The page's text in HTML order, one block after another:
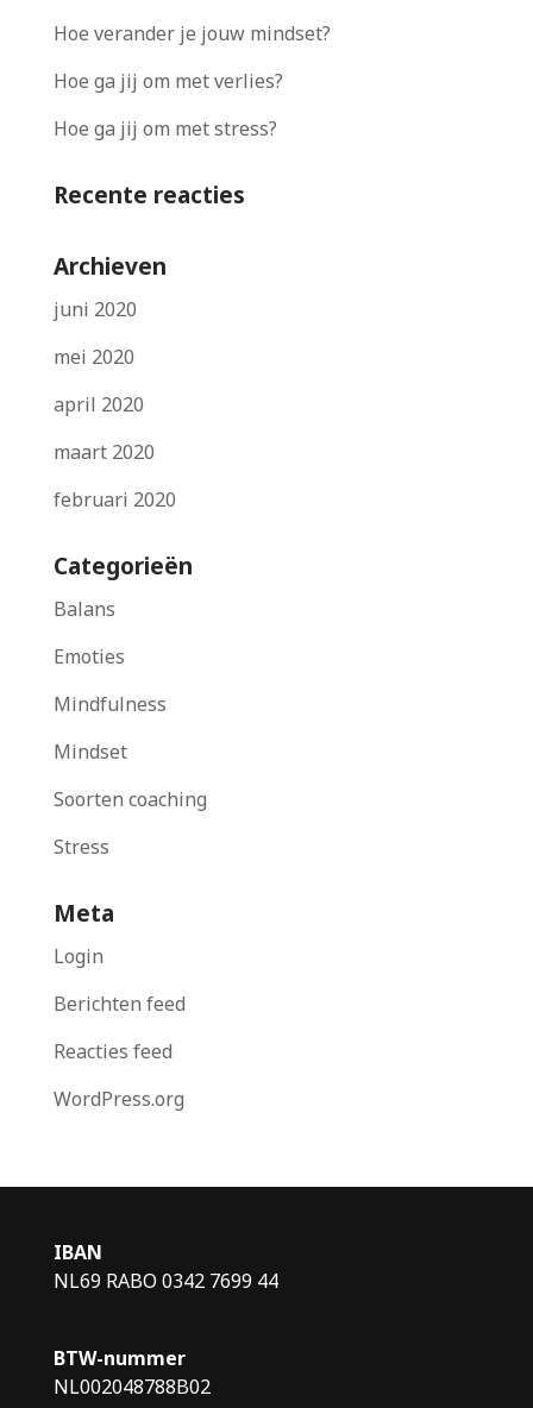
Hoe verander je jouw mindset?
Hoe ga jij om met verlies?
Hoe ga jij om met stress?
Recente reacties
Archieven
juni 2020
mei 2020
april 2020
maart 2020
februari 2020
Categorieën
Balans
Emoties
Mindfulness
Mindset
Soorten coaching
Stress
Meta
Login
Berichten feed
Reacties feed
WordPress.org
IBAN
NL69 RABO 0342 7699 44
BTW-nummer
NL002048788B02